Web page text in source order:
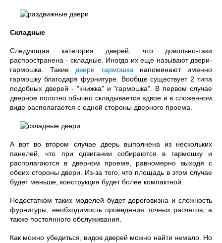
Складные
Следующая категория дверей, что довольно-таки
распространена - складные. Иногда их еще называют двери-
гармошка. Такие двери гармошка напоминают именно
гармошку благодаря фурнитуре. Вообще существует 2 типа
подобных дверей - "книжка" и "гармошка". В первом случае
дверное полотно обычно складывается вдвое и в сложенном
виде располагается с одной стороны дверного проема.
А вот во втором случае дверь выполнена из нескольких
панелей, что при сдвигании собираются в гармошку и
располагаются в дверном проеме, равномерно выходя с
обеих стороны двери. Из-за того, что площадь в этом случае
будет меньше, конструкция будет более компактной.
Недостатком таких моделей будет дороговизна и сложность
фурнитуры, необходимость проведения точных расчетов, а
также постоянного обслуживания.
Как можно убедиться, видов дверей можно найти немало. Но